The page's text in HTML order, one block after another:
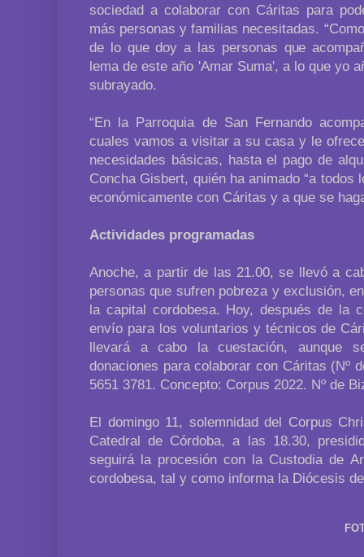
sociedad a colaborar con Cáritas para
más personas y familias necesitadas.
de lo que doy a las personas que
lema de este año 'Amar Suma', a lo que yo
subrayado.
“En la Parroquia de San Fernando
cuales vamos a visitar a su casa y le
necesidades básicas, hasta el pago de
Concha Gisbert, quién ha animado “a todos
económicamente con Cáritas y a que se
Actividades programadas
Anoche, a partir de las 21.00, se llevó a
personas que sufren pobreza y exclusión,
la capital cordobesa. Hoy, después de la
envío para los voluntarios y técnicos de
llevará a cabo la cuestación, aunque
donaciones para colaborar con Cáritas (Nº
5651 3781. Concepto: Corpus 2022. Nº de
El domingo 11, solemnidad del Corpus
Catedral de Córdoba, a las 18.30,
seguirá la procesión con la Custodia de
cordobesa, tal y como informa la Diócesis